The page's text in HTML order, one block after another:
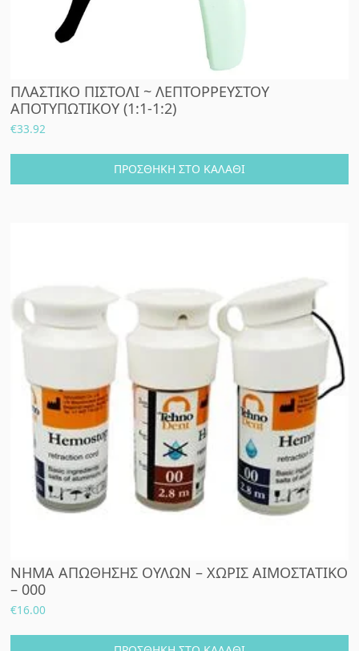
ΠΛΑΣΤΙΚΟ ΠΙΣΤΟΛΙ ~ ΛΕΠΤΟΡΡΕΥΣΤΟΥ
ΑΠΟΤΥΠΩΤΙΚΟΥ (1:1-1:2)
€33.92
ΠΡΟΣΘΉΚΗ ΣΤΟ ΚΑΛΆΘΙ
ΝΗΜΑ ΑΠΩΘΗΣΗΣ ΟΥΛΩΝ – ΧΩΡΙΣ ΑΙΜΟΣΤΑΤΙΚΟ
– 000
€16.00